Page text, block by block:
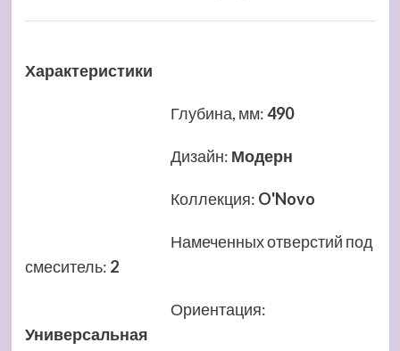
Характеристики
Глубина, мм:490
Дизайн: Модерн
Коллекция: O'Novo
Намеченных отверстий под
смеситель: 2
Ориентация:
Универсальная